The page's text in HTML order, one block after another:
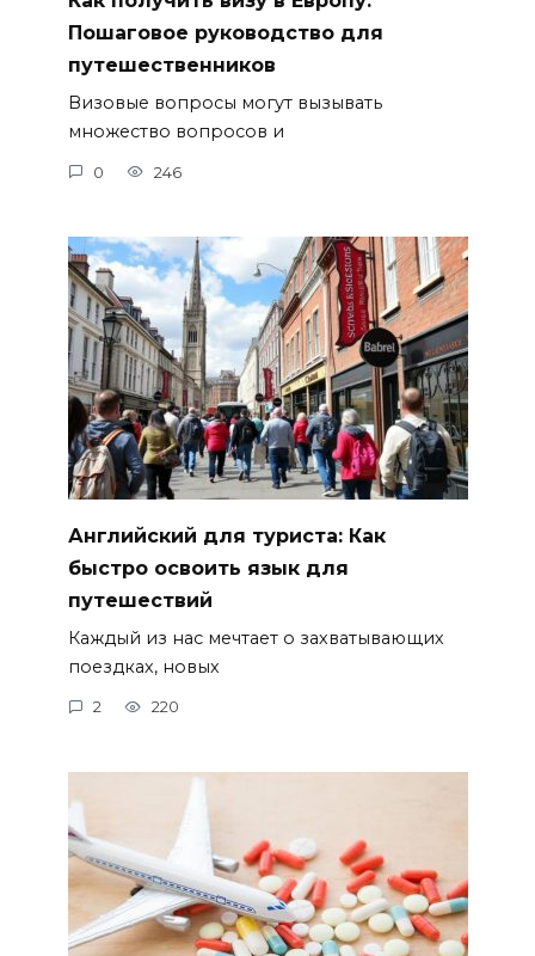
Пошаговое руководство для
путешественников
Визовые вопросы могут вызывать
множество вопросов и
0 246
Английский для туриста: Как
быстро освоить язык для
путешествий
Каждый из нас мечтает о захватывающих
поездках, новых
2 220